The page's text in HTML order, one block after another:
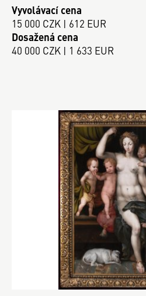
Vyvolávací cena
15 000 CZK | 612 EUR
Dosažená cena
40 000 CZK | 1 633 EUR